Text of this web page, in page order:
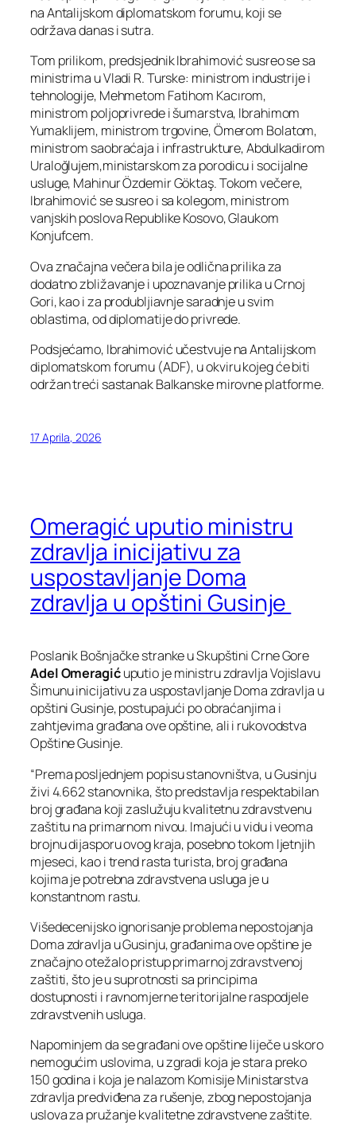
na Antalijskom diplomatskom forumu, koji se
održava danas i sutra.
Tom prilikom, predsjednik Ibrahimović susreo se sa
ministrima u Vladi R. Turske: ministrom industrije i
tehnologije, Mehmetom Fatihom Kacırom,
ministrom poljoprivrede i šumarstva, Ibrahimom
Yumaklijem, ministrom trgovine, Ömerom Bolatom,
ministrom saobraćaja i infrastrukture, Abdulkadirom
Uraloğlujem,ministarskom za porodicu i socijalne
usluge, Mahinur Özdemir Göktaş. Tokom večere,
Ibrahimović se susreo i sa kolegom, ministrom
vanjskih poslova Republike Kosovo, Glaukom
Konjufcem.
Ova značajna večera bila je odlična prilika za
dodatno zbližavanje i upoznavanje prilika u Crnoj
Gori, kao i za produbljiavnje saradnje u svim
oblastima, od diplomatije do privrede.
Podsjećamo, Ibrahimović učestvuje na Antalijskom
diplomatskom forumu (ADF), u okviru kojeg će biti
održan treći sastanak Balkanske mirovne platforme.
17 Aprila, 2026
Omeragić uputio ministru
zdravlja inicijativu za
uspostavljanje Doma
zdravlja u opštini Gusinje
Poslanik Bošnjačke stranke u Skupštini Crne Gore
Adel Omeragićuputio je ministru zdravlja Vojislavu
Šimunu inicijativu za uspostavljanje Doma zdravlja u
opštini Gusinje, postupajući po obraćanjima i
zahtjevima građana ove opštine, ali i rukovodstva
Opštine Gusinje.
“Prema posljednjem popisu stanovništva, u Gusinju
živi 4.662 stanovnika, što predstavlja respektabilan
broj građana koji zaslužuju kvalitetnu zdravstvenu
zaštitu na primarnom nivou. Imajući u vidu i veoma
brojnu dijasporu ovog kraja, posebno tokom ljetnjih
mjeseci, kao i trend rasta turista, broj građana
kojima je potrebna zdravstvena usluga je u
konstantnom rastu.
Višedecenijsko ignorisanje problema nepostojanja
Doma zdravlja u Gusinju, građanima ove opštine je
značajno otežalo pristup primarnoj zdravstvenoj
zaštiti, što je u suprotnosti sa principima
dostupnosti i ravnomjerne teritorijalne raspodjele
zdravstvenih usluga.
Napominjem da se građani ove opštine liječe u skoro
nemogućim uslovima, u zgradi koja je stara preko
150 godina i koja je nalazom Komisije Ministarstva
zdravlja predviđena za rušenje, zbog nepostojanja
uslova za pružanje kvalitetne zdravstvene zaštite.